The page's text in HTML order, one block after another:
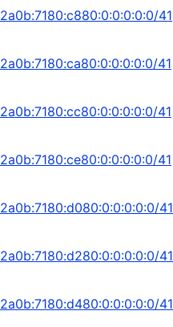
2a0b:7180:c880:0:0:0:0:0/41
2a0b:7180:ca80:0:0:0:0:0/41
2a0b:7180:cc80:0:0:0:0:0/41
2a0b:7180:ce80:0:0:0:0:0/41
2a0b:7180:d080:0:0:0:0:0/41
2a0b:7180:d280:0:0:0:0:0/41
2a0b:7180:d480:0:0:0:0:0/41